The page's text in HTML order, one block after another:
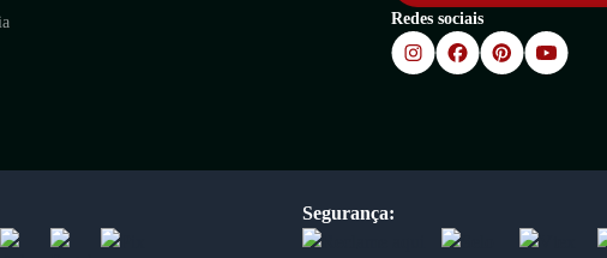
Redes sociais
Segurança: